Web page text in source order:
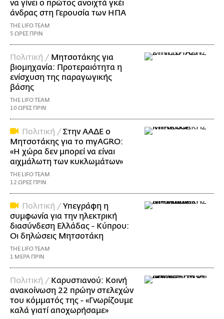
να γίνει ο πρώτος ανοιχτά γκέι
άνδρας στη Γερουσία των ΗΠΑ
THE LIFO TEAM
5 ΩΡΕΣ ΠΡΙΝ
Πολιτική / Μητσοτάκης για
βιομηχανία: Προτεραιότητα η
ενίσχυση της παραγωγικής
βάσης
THE LIFO TEAM
10 ΩΡΕΣ ΠΡΙΝ
Πολιτική /Στην ΑΑΔΕ ο
Μητσοτάκης για το myAGRO:
«Η χώρα δεν μπορεί να είναι
αιχμάλωτη των κυκλωμάτων»
THE LIFO TEAM
12 ΩΡΕΣ ΠΡΙΝ
Πολιτική /Υπεγράφη η
συμφωνία για την ηλεκτρική
διασύνδεση Ελλάδας - Κύπρου:
Οι δηλώσεις Μητσοτάκη
THE LIFO TEAM
1 ΜΕΡΑ ΠΡΙΝ
Πολιτική / Καρυστιανού: Κοινή
ανακοίνωση 22 πρώην στελεχών
του κόμματός της - «Γνωρίζουμε
καλά γιατί αποχωρήσαμε»